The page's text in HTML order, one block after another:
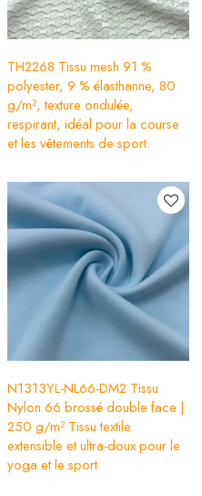
TH2268 Tissu mesh 91 %
polyester, 9 % élasthanne, 80
g/m², texture ondulée,
respirant, idéal pour la course
et les vêtements de sport.
N1313YL-NL66-DM2 Tissu
Nylon 66 brossé double face |
250 g/m² Tissu textile
extensible et ultra-doux pour le
yoga et le sport